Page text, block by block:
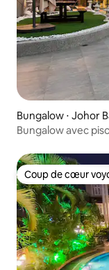
Bungalow ⋅ Johor
Bungalow avec
Coup de cœur
Coup de cœur